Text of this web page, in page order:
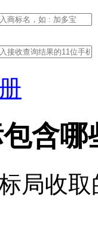
含哪
局收